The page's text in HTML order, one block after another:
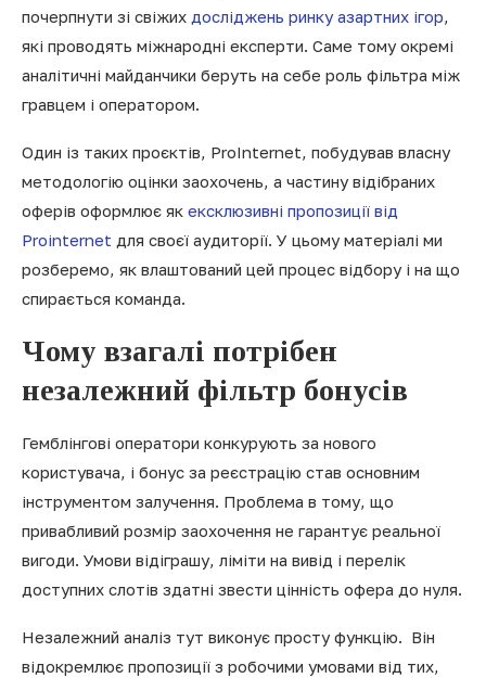
почерпнути зі свіжих досліджень ринку азартних ігор,
які проводять міжнародні експерти. Саме тому окремі
аналітичні майданчики беруть на себе роль фільтра між
гравцем і оператором.
Один із таких проєктів, ProInternet, побудував власну
методологію оцінки заохочень, а частину відібраних
оферів оформлює як ексклюзивні пропозиції від
Prointernet для своєї аудиторії. У цьому матеріалі ми
розберемо, як влаштований цей процес відбору і на що
спирається команда.
Чому взагалі потрібен
незалежний фільтр бонусів
Гемблінгові оператори конкурують за нового
користувача, і бонус за реєстрацію став основним
інструментом залучення. Проблема в тому, що
привабливий розмір заохочення не гарантує реальної
вигоди. Умови відіграшу, ліміти на вивід і перелік
доступних слотів здатні звести цінність офера до нуля.
Незалежний аналіз тут виконує просту функцію. Він
відокремлює пропозиції з робочими умовами від тих,